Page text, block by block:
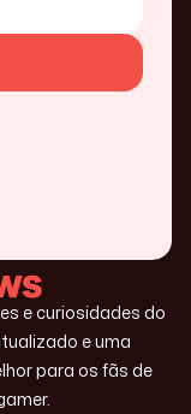
e curiosidades do
e uma
para os fãs de